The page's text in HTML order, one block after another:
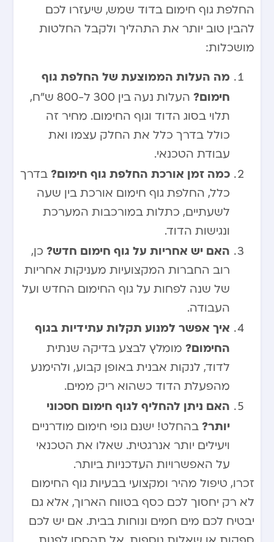
החלפת גוף חימום בדוד שמש, שיעזרו לכם
להבין טוב יותר את התהליך ולקבל החלטות
מושכלות:
מה העלות הממוצעת של החלפת גוף
חימום?
העלות נעה בין 300 ל-800 ש”ח,
תלוי בסוג הדוד וגוף החימום. מחיר זה
כולל בדרך כלל את החלק עצמו ואת
עבודת הטכנאי.
כמה זמן אורכת החלפת גוף חימום? בדרך
כלל, החלפת גוף חימום אורכת בין שעה
לשעתיים, כתלות במורכבות המערכת
ונגישות הדוד.
האם יש אחריות על גוף חימום חדש? כן,
רוב החברות המקצועיות מעניקות אחריות
של שנה לפחות על גוף החימום החדש ועל
העבודה.
איך אפשר למנוע תקלות עתידיות בגוף
החימום? מומלץ לבצע בדיקה שנתית
לדוד, לנקות אבנית באופן קבוע, ולהימנע
מהפעלת הדוד כשהוא ריק ממים.
האם ניתן להחליף לגוף חימום חסכוני
יותר? בהחלט! ישנם גופי חימום מודרניים
ויעילים יותר אנרגטית. שאלו את הטכנאי
על האפשרויות העדכניות ביותר.
זכרו, טיפול מהיר ומקצועי בבעיות גוף החימום
לא רק יחסוך לכם כסף בטווח הארוך, אלא גם
יבטיח לכם מים חמים ונוחות בבית. אם יש לכם